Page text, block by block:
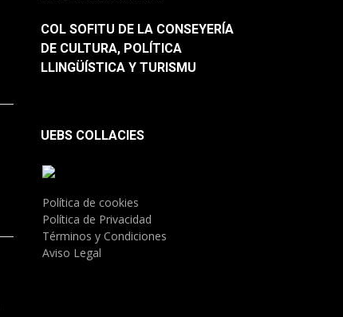
COL SOFITU DE LA CONSEYERÍA
DE CULTURA, POLÍTICA
LLINGÜÍSTICA Y TURISMU
UEBS COLLACIES
Política de cookies
Política de Privacidad
Términos y Condiciones
Aviso Legal